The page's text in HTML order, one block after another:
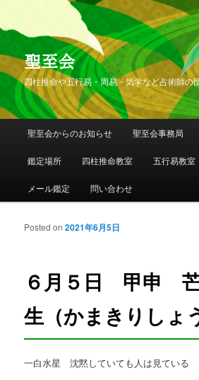
聖至会
四柱推命や五行易・周易・気学など占術師の
メインメニュー
メインコンテンツへ移動
サブコンテンツへ移動
聖至会からのお知らせ 聖至会事務局
鑑定場所 四柱推命教室 五行易教室
メール鑑定 問い合わせ
６月５日 甲申
生（かまきりしょ
Posted on2021年6月5日
一白水星 沈黙していても人は見ている